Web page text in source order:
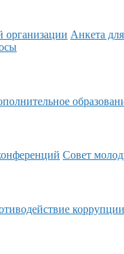
организации Анкета
Совет
коррупции